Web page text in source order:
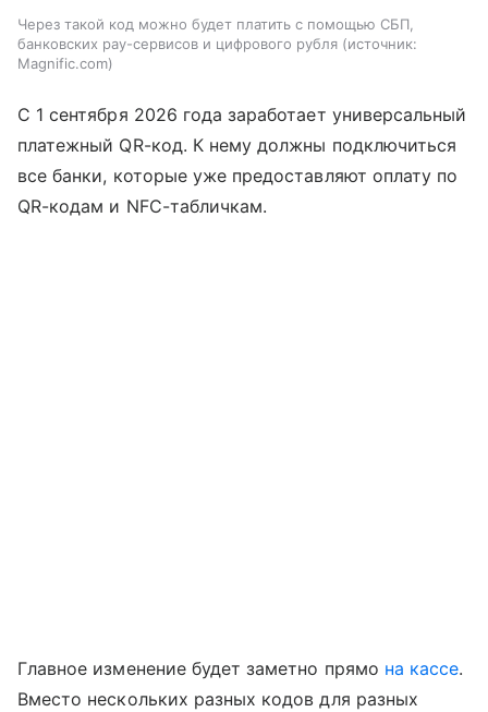
Через такой код можно будет платить с помощью СБП,
банковских pay-сервисов и цифрового рубля
источник:
Magnific.com
С 1 сентября 2026 года заработает универсальный
платежный QR-код. К нему должны подключиться
все банки, которые уже предоставляют оплату по
QR-кодам и NFC-табличкам.
Главное изменение будет заметно прямо на кассе.
Вместо нескольких разных кодов для разных